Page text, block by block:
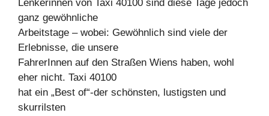
Lenkerinnen von Taxi 40100 sind diese Tage jedoch
ganz gewöhnliche
Arbeitstage – wobei: Gewöhnlich sind viele der
Erlebnisse, die unsere
FahrerInnen auf den Straßen Wiens haben, wohl
eher nicht. Taxi 40100
hat ein „Best of“-der schönsten, lustigsten und
skurrilsten